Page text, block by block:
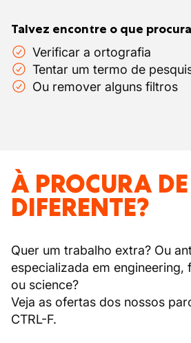
Talvez encontre o que
Verificar a ortografia
Tentar um termo de
Ou remover alguns filtros
À PROCURA
DIFERENTE?
Quer um trabalho extra? Ou
especializada em engineering,
ou science?
Veja as ofertas dos nossos
CTRL-F.